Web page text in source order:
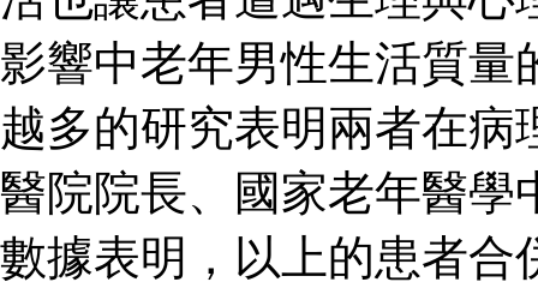
影響中老年男性生活質量
越多的研究表明兩者在
醫院院長、國家老年醫學
數據表明，以上的患者合